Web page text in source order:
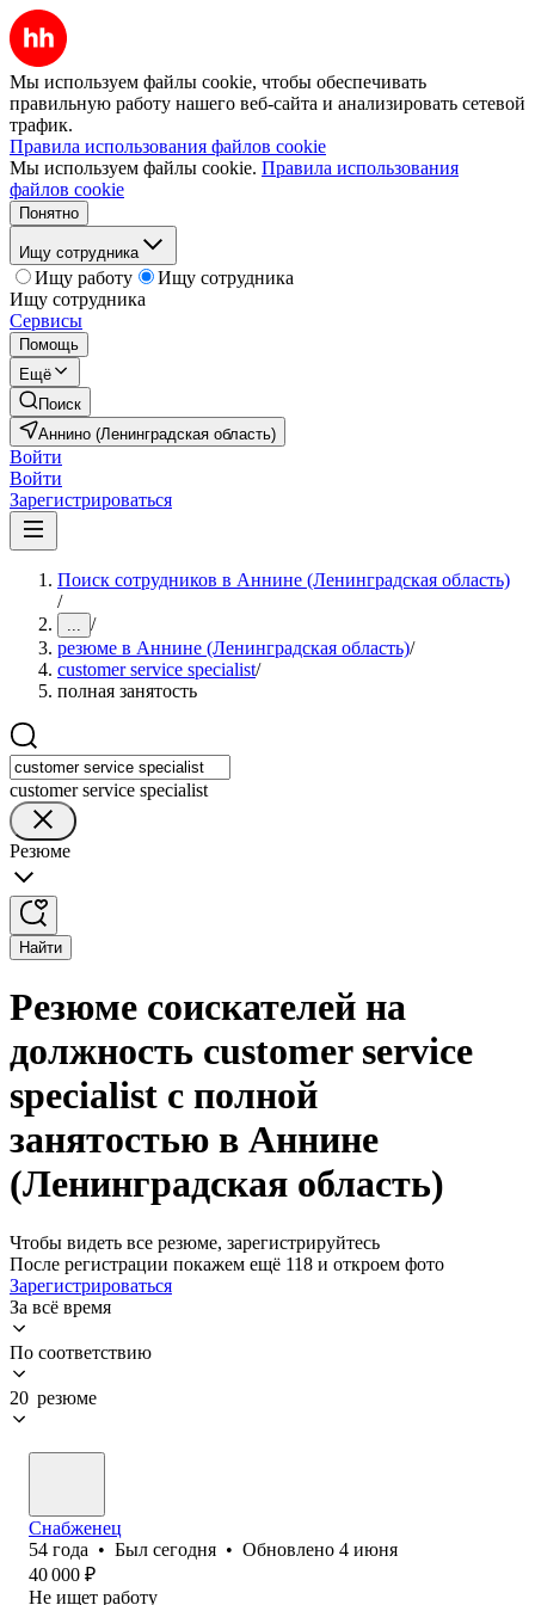
Мы используем файлы cookie, чтобы обеспечивать
правильную работу нашего веб-сайта и анализировать сетевой
трафик.
Правила использования файлов cookie
Мы используем файлы cookie. Правила использования
файлов cookie
Понятно
Ищу сотрудника
Ищу работу
Ищу сотрудника
Ищу сотрудника
Сервисы
Помощь
Ещё
Поиск
Аннино (Ленинградская область)
Войти
Войти
Зарегистрироваться
Поиск сотрудников в Аннине (Ленинградская область)
/
... /
резюме в Аннине (Ленинградская область)/
customer service specialist/
полная занятость
customer service specialist
Резюме
Найти
Резюме соискателей на
должность customer service
specialist с полной
занятостью в Аннине
(Ленинградская область)
Чтобы видеть все резюме, зарегистрируйтесь
После регистрации покажем ещё 118 и откроем фото
Зарегистрироваться
За всё время
По соответствию
20 резюме
Снабженец
54 года • Был сегодня • Обновлено 4 июня
40 000 ₽
Не ищет работу